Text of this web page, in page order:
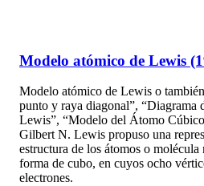
Modelo atómico de Lewis
Modelo atómico de Lewis o
punto y raya diagonal”, “Diagrama
Lewis”, “Modelo del Átomo
Gilbert N. Lewis propuso una
estructura de los átomos o
forma de cubo, en cuyos ocho
electrones.